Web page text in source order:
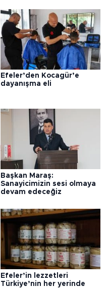
Efeler’den Kocagür’e
dayanışma eli
Başkan Maraş:
Sanayicimizin sesi olmaya
devam edeceğiz
Efeler’in lezzetleri
Türkiye’nin her yerinde